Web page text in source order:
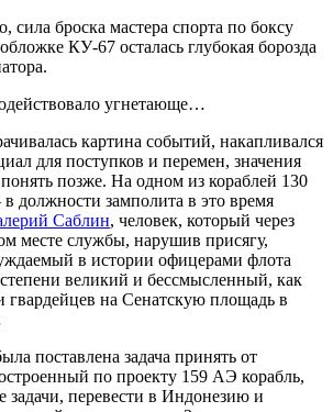
сила броска мастера спорта по боксу
КУ-67 осталась глубокая борозда
угнетающе…
картина событий, накапливался
для поступков и перемен, значения
позже. На одном из кораблей 130
должности замполита в это время
Саблин, человек, который через
месте службы, нарушив присягу,
в истории офицерами флота
великий и бессмысленный, как
гвардейцев на Сенатскую площадь в
поставлена задача принять от
по проекту 159 АЭ корабль,
задачи, перевести в Индонезию и